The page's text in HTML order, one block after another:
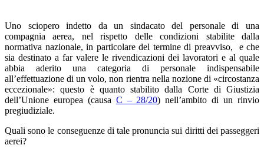
Uno sciopero indetto da un sindacato del personale di una
compagnia aerea, nel rispetto delle condizioni stabilite dalla
normativa nazionale, in particolare del termine di preavviso, e che
sia destinato a far valere le rivendicazioni dei lavoratori e al quale
abbia aderito una categoria di personale indispensabile
all’effettuazione di un volo, non rientra nella nozione di «circostanza
eccezionale»: questo è quanto stabilito dalla Corte di Giustizia
dell’Unione europea (causa C – 28/20) nell’ambito di un rinvio
pregiudiziale.
Quali sono le conseguenze di tale pronuncia sui diritti dei passeggeri
aerei?